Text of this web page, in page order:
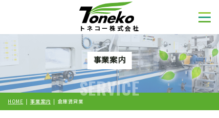
トネコー株式会社
事業案内
SERVICE
HOME 事業案内 倉庫賃貸業